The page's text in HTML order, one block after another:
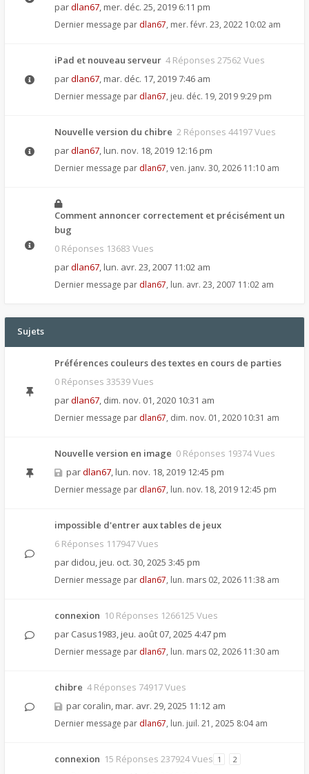
pardlan67, mer. déc. 25, 2019 6:11 pm
Dernier message par dlan67, mer. févr. 23, 2022 10:02 am
iPad et nouveau serveur 4 Réponses 27562 Vues
pardlan67, mar. déc. 17, 2019 7:46 am
Dernier message par dlan67, jeu. déc. 19, 2019 9:29 pm
Nouvelle version du chibre 2 Réponses 44197 Vues
pardlan67, lun. nov. 18, 2019 12:16 pm
Dernier message par dlan67, ven. janv. 30, 2026 11:10 am
Comment annoncer correctement et précisément un
bug
0 Réponses 13683 Vues
pardlan67, lun. avr. 23, 2007 11:02 am
Dernier message par dlan67, lun. avr. 23, 2007 11:02 am
Sujets
Préférences couleurs des textes en cours de parties
0 Réponses 33539 Vues
pardlan67, dim. nov. 01, 2020 10:31 am
Dernier message par dlan67, dim. nov. 01, 2020 10:31 am
Nouvelle version en image 0 Réponses 19374 Vues
pardlan67, lun. nov. 18, 2019 12:45 pm
Dernier message par dlan67, lun. nov. 18, 2019 12:45 pm
impossible d'entrer aux tables de jeux
6 Réponses 117947 Vues
par didou, jeu. oct. 30, 2025 3:45 pm
Dernier message par dlan67, lun. mars 02, 2026 11:38 am
connexion 10 Réponses 1266125 Vues
par Casus1983, jeu. août 07, 2025 4:47 pm
Dernier message par dlan67, lun. mars 02, 2026 11:30 am
chibre 4 Réponses 74917 Vues
par coralin, mar. avr. 29, 2025 11:12 am
Dernier message par dlan67, lun. juil. 21, 2025 8:04 am
connexion 15 Réponses 237924 Vues 1 2